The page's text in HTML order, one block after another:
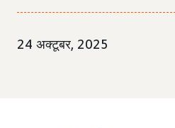
24 अक्टूबर, 2025